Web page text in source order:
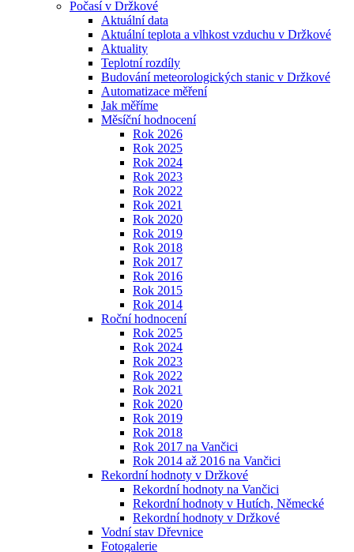
Počasí v Držkové
Aktuální data
Aktuální teplota a vlhkost vzduchu v Držkové
Aktuality
Teplotní rozdíly
Budování meteorologických stanic v Držkové
Automatizace měření
Jak měříme
Měsíční hodnocení
Rok 2026
Rok 2025
Rok 2024
Rok 2023
Rok 2022
Rok 2021
Rok 2020
Rok 2019
Rok 2018
Rok 2017
Rok 2016
Rok 2015
Rok 2014
Roční hodnocení
Rok 2025
Rok 2024
Rok 2023
Rok 2022
Rok 2021
Rok 2020
Rok 2019
Rok 2018
Rok 2017 na Vančici
Rok 2014 až 2016 na Vančici
Rekordní hodnoty v Držkové
Rekordní hodnoty na Vančici
Rekordní hodnoty v Hutích, Německé
Rekordní hodnoty v Držkové
Vodní stav Dřevnice
Fotogalerie